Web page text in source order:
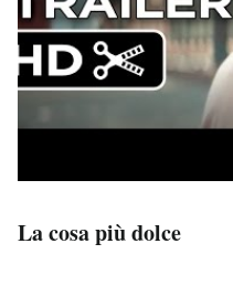
La cosa più dolce